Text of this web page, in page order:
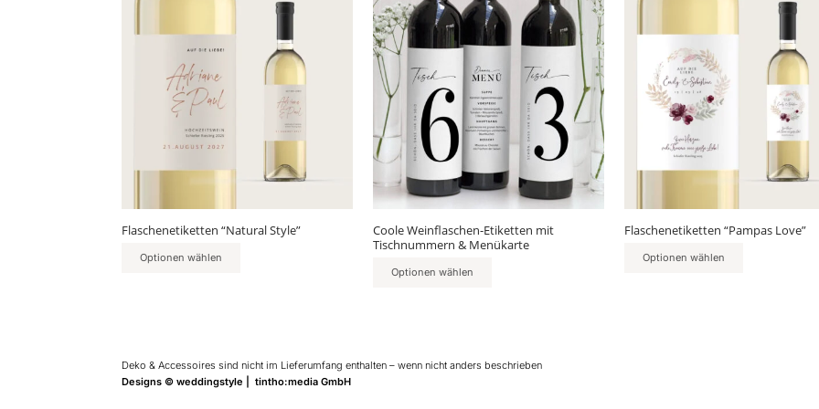
Flaschenetiketten “Natural Style”
Optionen wählen
Produkt
Varianten
Optionen
werden
Coole Weinflaschen-Etiketten mit
Tischnummern & Menükarte
Optionen wählen
Produkt
weist
mehrere
Varianten
auf.
Die
Optionen
können
auf
der
Produktseite
werden
Flaschenetiketten “Pampas Love”
Optionen wählen
Produkt
Varianten
Optionen
können
werden
Deko & Accessoires sind nicht im Lieferumfang enthalten – wenn nicht anders beschrieben
Designs © weddingstyle | tintho:media GmbH